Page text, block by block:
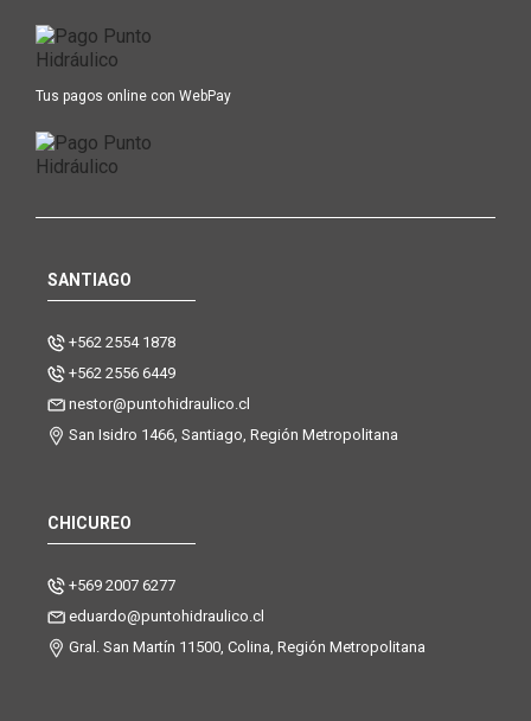
Tus pagos online con WebPay
SANTIAGO
+562 2554 1878
+562 2556 6449
nestor@puntohidraulico.cl
San Isidro 1466, Santiago, Región Metropolitana
CHICUREO
+569 2007 6277
eduardo@puntohidraulico.cl
Gral. San Martín 11500, Colina, Región Metropolitana